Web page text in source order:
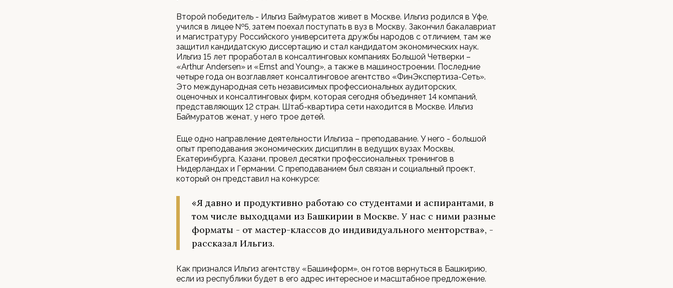
Второй победитель - Ильгиз Баймуратов живет в Москве. Ильгиз родился в Уфе,
учился в лицее №5, затем поехал поступать в вуз в Москву. Закончил бакалавриат
и магистратуру Российского университета дружбы народов с отличием, там же
защитил кандидатскую диссертацию и стал кандидатом экономических наук.
Ильгиз 15 лет проработал в консалтинговых компаниях Большой Четверки –
«Arthur Andersen» и «Ernst and Young», а также в машиностроении. Последние
четыре года он возглавляет консалтинговое агентство «ФинЭкспертиза-Сеть».
Это международная сеть независимых профессиональных аудиторских,
оценочных и консалтинговых фирм, которая сегодня объединяет 14 компаний,
представляющих 12 стран. Штаб-квартира сети находится в Москве. Ильгиз
Баймуратов женат, у него трое детей.
Еще одно направление деятельности Ильгиза – преподавание. У него - большой
опыт преподавания экономических дисциплин в ведущих вузах Москвы,
Екатеринбурга, Казани, провел десятки профессиональных тренингов в
Нидерландах и Германии. С преподаванием был связан и социальный проект,
который он представил на конкурсе:
«Я давно и продуктивно работаю со студентами и аспирантами, в
том числе выходцами из Башкирии в Москве. У нас с ними разные
форматы - от мастер-классов до индивидуального менторства», -
рассказал Ильгиз.
Как признался Ильгиз агентству «Башинформ», он готов вернуться в Башкирию,
если из республики будет в его адрес интересное и масштабное предложение.